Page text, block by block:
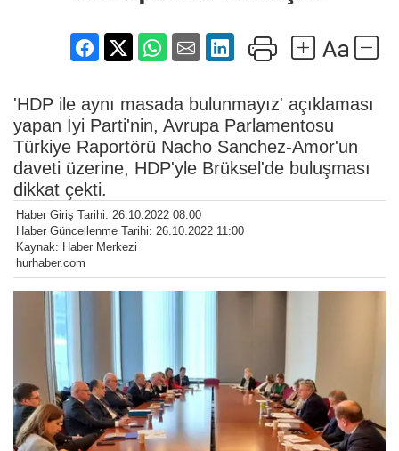
'HDP ile aynı masada bulunmayız' açıklaması
yapan İyi Parti'nin, Avrupa Parlamentosu
Türkiye Raportörü Nacho Sanchez-Amor'un
daveti üzerine, HDP'yle Brüksel'de buluşması
dikkat çekti.
Haber Giriş Tarihi: 26.10.2022 08:00
Haber Güncellenme Tarihi: 26.10.2022 11:00
Kaynak: Haber Merkezi
hurhaber.com